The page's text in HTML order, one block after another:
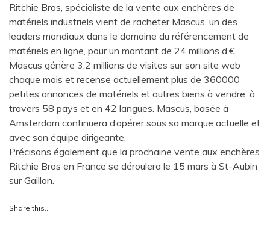
Ritchie Bros, spécialiste de la vente aux enchères de
matériels industriels vient de racheter Mascus, un des
leaders mondiaux dans le domaine du référencement de
matériels en ligne, pour un montant de 24 millions d’€.
Mascus génère 3,2 millions de visites sur son site web
chaque mois et recense actuellement plus de 360000
petites annonces de matériels et autres biens à vendre, à
travers 58 pays et en 42 langues. Mascus, basée à
Amsterdam continuera d’opérer sous sa marque actuelle et
avec son équipe dirigeante.
Précisons également que la prochaine vente aux enchères
Ritchie Bros en France se déroulera le 15 mars à St-Aubin
sur Gaillon.
Share this…